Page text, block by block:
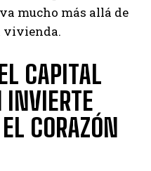
mucho más allá de
vivienda.
CAPITAL
INVIERTE
CORAZÓN